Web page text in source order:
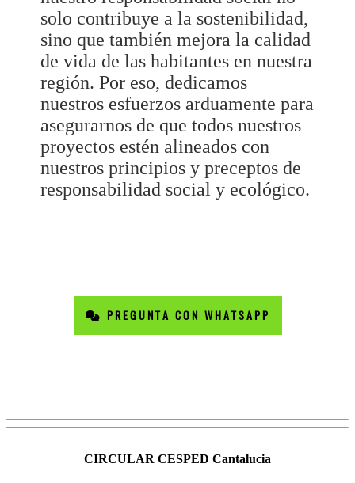
solo contribuye a la sostenibilidad,
sino que también mejora la calidad
de vida de las habitantes en nuestra
región. Por eso, dedicamos
nuestros esfuerzos arduamente para
asegurarnos de que todos nuestros
proyectos estén alineados con
nuestros principios y preceptos de
responsabilidad social y ecológico.
PREGUNTA CON WHATSAPP
CIRCULAR CESPED Cantalucia